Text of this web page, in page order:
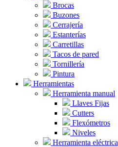
Brocas
Buzones
Cerrajería
Estanterías
Carretillas
Tacos de pared
Tornillería
Pintura
Herramientas
Herramienta manual
Llaves Fijas
Cutters
Flexómetros
Niveles
Herramienta eléctrica